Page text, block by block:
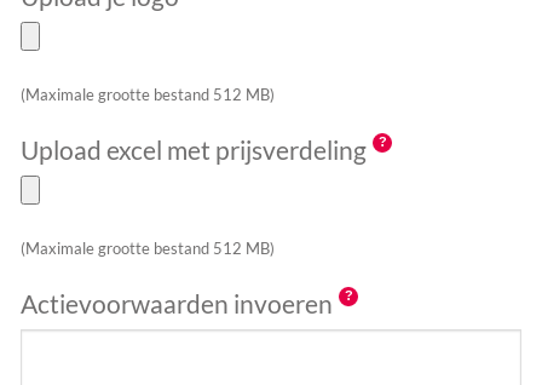
(Maximale grootte bestand 512 MB)
Upload excel met prijsverdeling
(Maximale grootte bestand 512 MB)
Actievoorwaarden invoeren